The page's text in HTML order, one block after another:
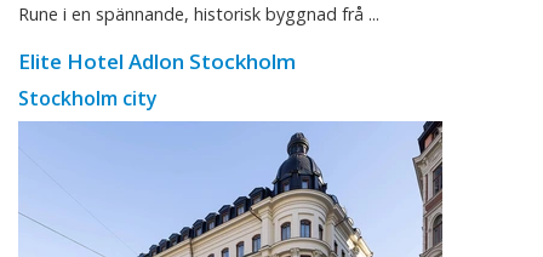
Rune i en spännande, historisk byggnad frå ...
Elite Hotel Adlon Stockholm
Stockholm city